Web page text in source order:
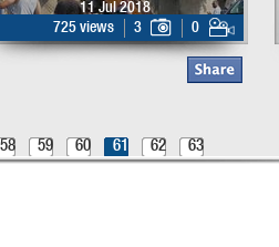
11 Jul 2018
725 views
3 0
58 59 60 61 62 63